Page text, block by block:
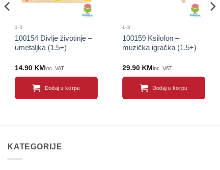
1-3
100154 Divlje životinje –
umetaljka (1.5+)
14.90 KM inc. VAT
Dodaj u korpu
1-3
100159 Ksilofon –
muzička igračka (1.5+)
29.90 KM inc. VAT
Dodaj u korpu
KATEGORIJE